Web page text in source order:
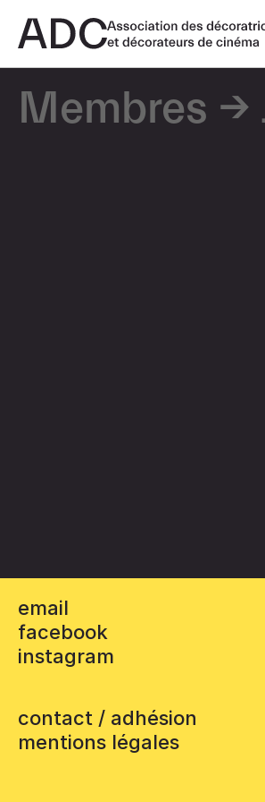
Membres
email
facebook
instagram
contact / adhésion
mentions légales